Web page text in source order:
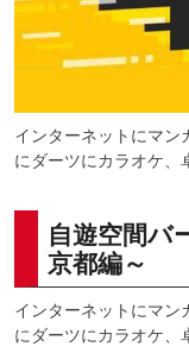
インターネットにマン
にダーツにカラオケ
自遊空間バ
京都編～
インターネットにマン
にダーツにカラオケ